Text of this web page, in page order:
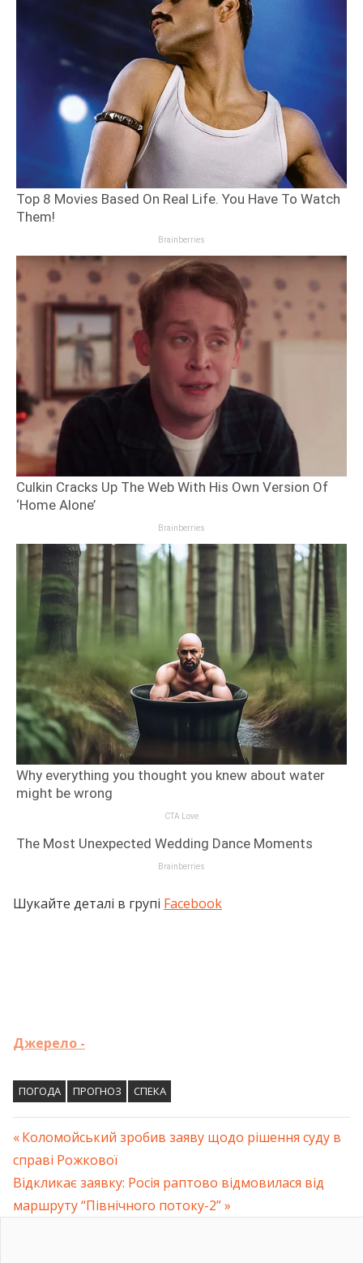
Шукайте деталі в групі Facebook
Джерело -
ПОГОДА ПРОГНОЗ СПЕКА
Навігація
записів
Previous
Post:
Коломойський зробив заяву щодо рішення суду в
справі Рожкової
Next
Post:
Відкликає заявку: Росія раптово відмовилася від
маршруту “Північного потоку-2”